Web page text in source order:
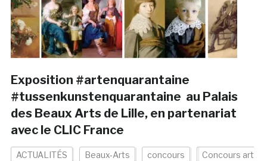
Exposition #artenquarantaine
#tussenkunstenquarantaine au Palais
des Beaux Arts de Lille, en partenariat
avec le CLIC France
ACTUALITÉS Beaux-Arts concours Concours art